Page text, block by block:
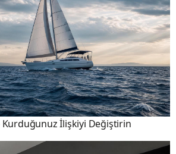
Kurduğunuz İlişkiyi Değiştirin